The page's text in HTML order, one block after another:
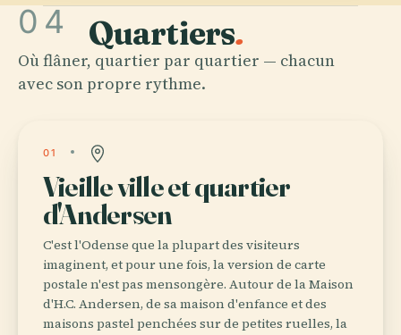
04 Quartiers.
Où flâner, quartier par quartier — chacun
avec son propre rythme.
01
Vieille ville et quartier
d'Andersen
C'est l'Odense que la plupart des visiteurs
imaginent, et pour une fois, la version de carte
postale n'est pas mensongère. Autour de la Maison
d'H.C. Andersen, de sa maison d'enfance et des
maisons pastel penchées sur de petites ruelles, la